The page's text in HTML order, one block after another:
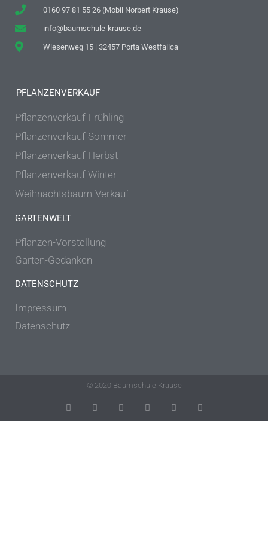
0160 97 81 55 26 (Mobil Norbert Krause)
info@baumschule-krause.de
Wiesenweg 15 | 32457 Porta Westfalica
PFLANZENVERKAUF
Pflanzenverkauf Frühling
Pflanzenverkauf Sommer
Pflanzenverkauf Herbst
Pflanzenverkauf Winter
Weihnachtsbaum-Verkauf
GARTENWELT
Pflanzen-Vorstellung
Garten-Gedanken
DATENSCHUTZ
Impressum
Datenschutz
© 2020 Baumschule Krause